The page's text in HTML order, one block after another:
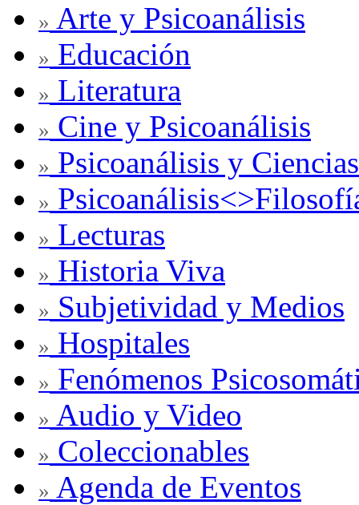
» Arte y Psicoanálisis
» Educación
» Literatura
» Cine y Psicoanálisis
» Psicoanálisis y Ciencias
»
» Lecturas
» Historia Viva
» Subjetividad y Medios
» Hospitales
» Fenómenos
» Audio y Video
» Coleccionables
» Agenda de Eventos